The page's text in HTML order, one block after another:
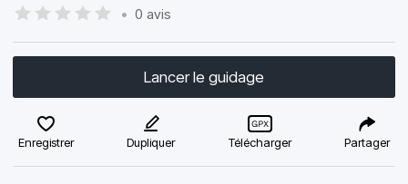
• 0 avis
Lancer le guidage
Enregistrer Dupliquer Télécharger Partager